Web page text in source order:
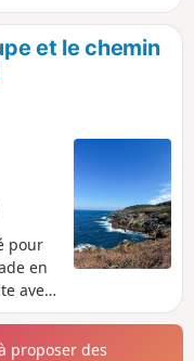
et le chemin
pour
en
avec
un
proposer des